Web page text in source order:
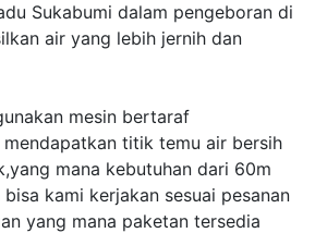
Sukabumi dalam pengeboran di
air yang lebih jernih dan
mesin bertaraf
titik temu air bersih
mana kebutuhan dari 60m
kami kerjakan sesuai pesanan
yang mana paketan tersedia